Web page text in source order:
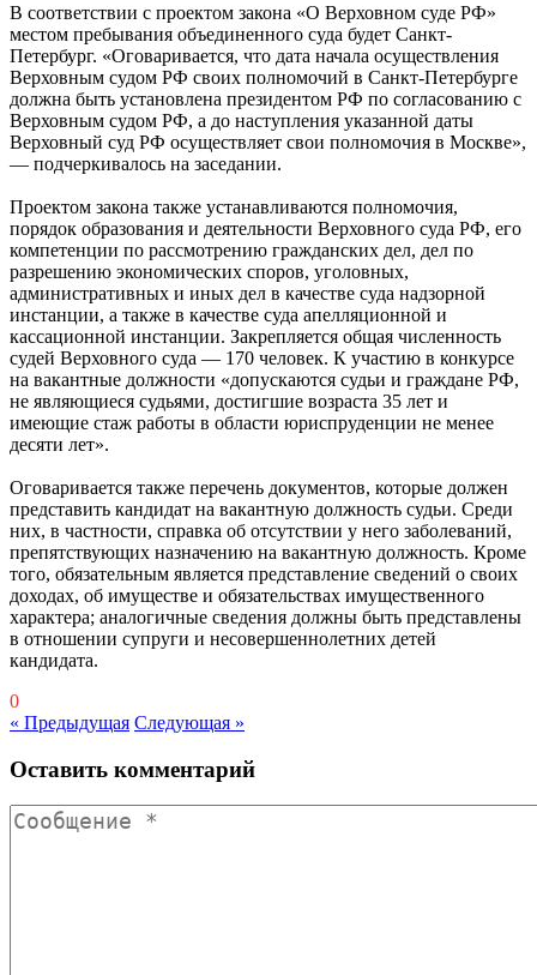
В соответствии с проектом закона «О Верховном суде РФ»
местом пребывания объединенного суда будет Санкт-
Петербург. «Оговаривается, что дата начала осуществления
Верховным судом РФ своих полномочий в Санкт-Петербурге
должна быть установлена президентом РФ по согласованию с
Верховным судом РФ, а до наступления указанной даты
Верховный суд РФ осуществляет свои полномочия в Москве»,
— подчеркивалось на заседании.
Проектом закона также устанавливаются полномочия,
порядок образования и деятельности Верховного суда РФ, его
компетенции по рассмотрению гражданских дел, дел по
разрешению экономических споров, уголовных,
административных и иных дел в качестве суда надзорной
инстанции, а также в качестве суда апелляционной и
кассационной инстанции. Закрепляется общая численность
судей Верховного суда — 170 человек. К участию в конкурсе
на вакантные должности «допускаются судьи и граждане РФ,
не являющиеся судьями, достигшие возраста 35 лет и
имеющие стаж работы в области юриспруденции не менее
десяти лет».
Оговаривается также перечень документов, которые должен
представить кандидат на вакантную должность судьи. Среди
них, в частности, справка об отсутствии у него заболеваний,
препятствующих назначению на вакантную должность. Кроме
того, обязательным является представление сведений о своих
доходах, об имуществе и обязательствах имущественного
характера; аналогичные сведения должны быть представлены
в отношении супруги и несовершеннолетних детей
кандидата.
0
« Предыдущая Следующая »
Оставить комментарий